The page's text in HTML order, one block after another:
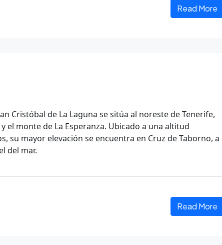
Read More
Cristóbal de La Laguna se sitúa al noreste de Tenerife,
el monte de La Esperanza. Ubicado a una altitud
su mayor elevación se encuentra en Cruz de Taborno, a
del mar.
Read More